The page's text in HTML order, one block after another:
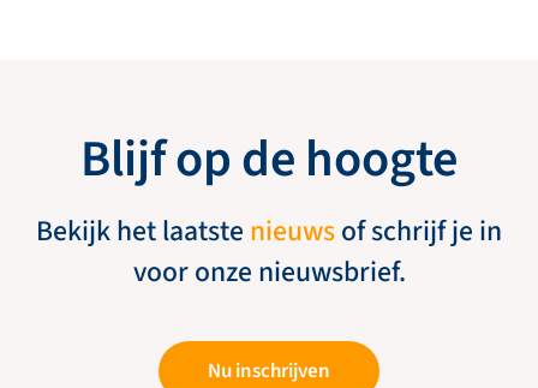
Blijf op de hoogte
Bekijk het laatste nieuwsof schrijf je in
voor onze nieuwsbrief.
Nu inschrijven